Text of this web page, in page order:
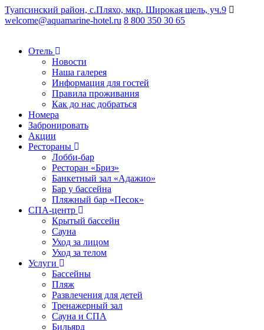
Туапсинский район, с.Пляхо, мкр. Широкая щель, уч.9
welcome@aquamarine-hotel.ru 8 800 350 30 65
Отель
Новости
Наша галерея
Информация для гостей
Правила проживания
Как до нас добраться
Номера
Забронировать
Акции
Рестораны
Лобби-бар
Ресторан «Бриз»
Банкетный зал «Адажио»
Бар у бассейна
Пляжный бар «Песок»
СПА-центр
Крытый бассейн
Сауна
Уход за лицом
Уход за телом
Услуги
Бассейны
Пляж
Развлечения для детей
Тренажерный зал
Сауна и СПА
Бильярд